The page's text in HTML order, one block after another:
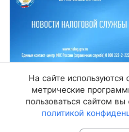
В Улан-Удэ водитель сбил
Пострадавший получил
23.10.15, 8:00 1862
На сайте
метрические
пользоваться сайтом вы
политикой